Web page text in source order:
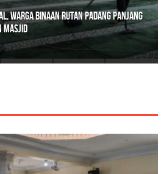
Warga Binaan Rutan Padang Panjang
Masjid